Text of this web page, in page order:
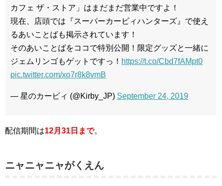
カフェ ザ・ストア」はまだまだ営業中ですよ！
現在、店頭では『スーパーカービィハンターズ』で使え
るあいことばも掲示されています！
そのあいことばをココで特別公開！限定グッズと一緒に
ジェムリンゴもゲットですっ！ https://t.co/Cbd7fAMpt0
pic.twitter.com/xo7r8k8vmB
— 星のカービィ (@Kirby_JP) September 24, 2019
配信期間は12月31日まで。
ニャニャニャがくえん